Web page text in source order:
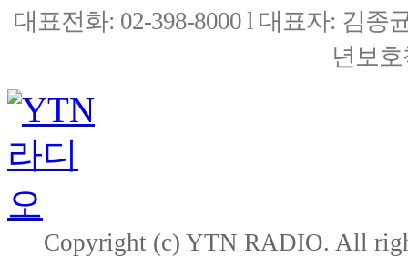
대표전화: 02-398-8000 l 대표자: 김종
년보
Copyright (c) YTN RADIO. All